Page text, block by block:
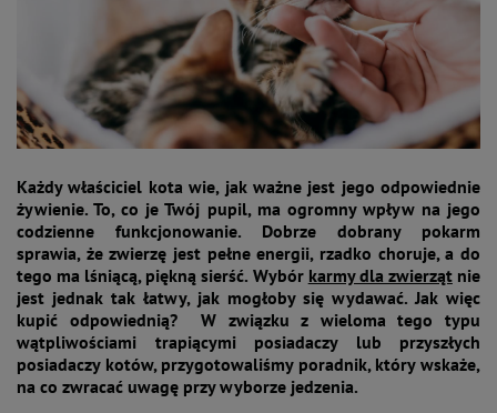
Każdy właściciel kota wie, jak ważne jest jego odpowiednie
żywienie. To, co je Twój pupil, ma ogromny wpływ na jego
codzienne funkcjonowanie. Dobrze dobrany pokarm
sprawia, że zwierzę jest pełne energii, rzadko choruje, a do
tego ma lśniącą, piękną sierść. Wybór karmy dla zwierzątnie
jest jednak tak łatwy, jak mogłoby się wydawać. Jak więc
kupić odpowiednią? W związku z wieloma tego typu
wątpliwościami trapiącymi posiadaczy lub przyszłych
posiadaczy kotów, przygotowaliśmy poradnik, który wskaże,
na co zwracać uwagę przy wyborze jedzenia.